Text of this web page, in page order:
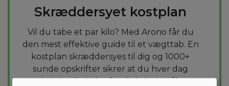
Skræddersyet kostplan
Vil du tabe et par kilo? Med Arono får du
den mest effektive guide til et vægttab. En
kostplan skræddersyes til dig og 1000+
sunde opskrifter sikrer at du hver dag
holder dig indenfor dit kaloriemål.